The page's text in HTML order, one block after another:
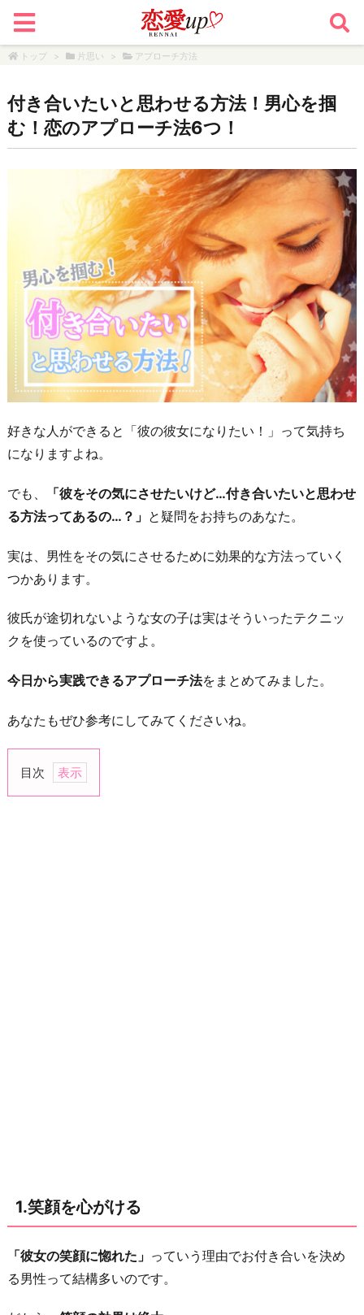
トップ > 片思い > アプローチ方法
付き合いたいと思わせる方法！男心を掴
む！恋のアプローチ法6つ！
好きな人ができると「彼の彼女になりたい！」って気持ち
になりますよね。
でも、
「彼をその気にさせたいけど…付き合いたいと思わせ
る方法ってあるの…？」 と疑問をお持ちのあなた。
実は、男性をその気にさせるために効果的な方法っていく
つかあります。
彼氏が途切れないような女の子は実はそういったテクニッ
クを使っているのですよ。
今日から実践できるアプローチ法をまとめてみました。
あなたもぜひ参考にしてみてくださいね。
目次
1.
分
り
や
1.笑顔を心がける
「彼女の笑顔に惚れた」 っていう理由でお付き合いを決め
る男性って結構多いのです。